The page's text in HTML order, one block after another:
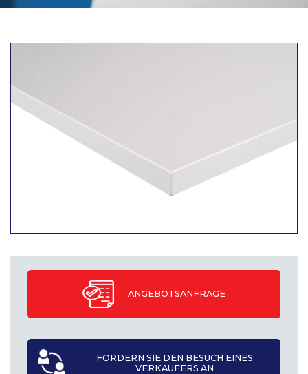
ANGEBOTSANFRAGE
FORDERN SIE DEN BESUCH EINES
VERKÄUFERS AN